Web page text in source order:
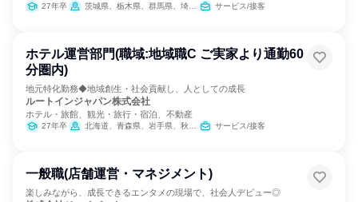
27年卒 茨城県、栃木県、群馬県、埼玉県、千葉県、東京都、神奈川県、山梨県 サービス/接客
ホテル運営部門(職域:地域職C ご実家より通勤60
分圏内)
地元特化勤務◆地域創生・社会貢献し、人としての成長
ルートインジャパン株式会社
ホテル・旅館、観光・旅行・宿泊、不動産
27年卒 北海道、青森県、岩手県、秋田県、山形県、福島県、茨城県、栃木県、群馬県、新潟県、富山県、石川県、福井県、山梨県、長野県、岐阜県、静岡県、三重県、滋賀県、奈良県、和歌山県、鳥取県、島根県、岡山県、山口県、徳島県、香川県、愛媛県、佐賀県、長崎県、熊本県、大分県、宮崎県、鹿児島県、沖縄県 サービス/接客
一般職(店舗運営・マネジメント)
楽しみながら、成長できるエンタメの現場で、社会人デビュー◎